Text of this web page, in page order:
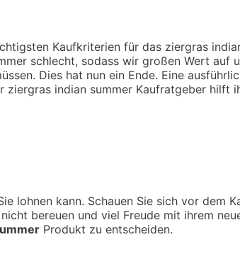
Kaufkriterien für das ziergras
schlecht, sodass wir großen Wert auf
Dies hat nun ein Ende. Eine
indian summer Kaufratgeber hilft
lohnen kann. Schauen Sie sich vor dem
bereuen und viel Freude mit ihrem
Produkt zu entscheiden.